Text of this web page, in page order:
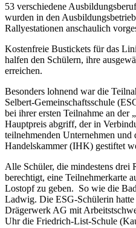
53 verschiedene
wurden in den
Rallyestationen anschaulich
Kostenfreie Bustickets für das
halfen den Schülern, ihre
erreichen.
Besonders lohnend war die
Selbert-Gemeinschaftsschule
bei ihrer ersten Teilnahme an der
Hauptpreis abgriff, der in
teilnehmenden Unternehmen und
Handelskammer (IHK) gestiftet
Alle Schüler, die mindestens drei
berechtigt, eine Teilnehmerkarte
Lostopf zu geben. So wie die
Ladwig. Die ESG-Schülerin
Drägerwerk AG mit
Uhr die Friedrich-List-Schule